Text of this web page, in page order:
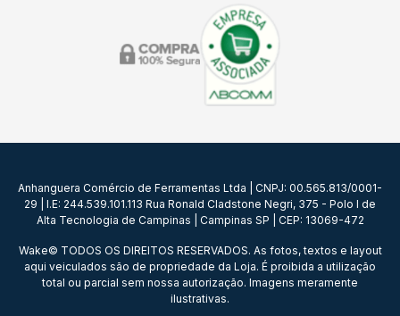
Anhanguera Comércio de Ferramentas Ltda | CNPJ: 00.565.813/0001-
29 | I.E: 244.539.101.113 Rua Ronald Cladstone Negri, 375 - Polo I de
Alta Tecnologia de Campinas | Campinas SP | CEP: 13069-472
Wake© TODOS OS DIREITOS RESERVADOS. As fotos, textos e layout
aqui veiculados são de propriedade da Loja. É proibida a utilização
total ou parcial sem nossa autorização. Imagens meramente
ilustrativas.